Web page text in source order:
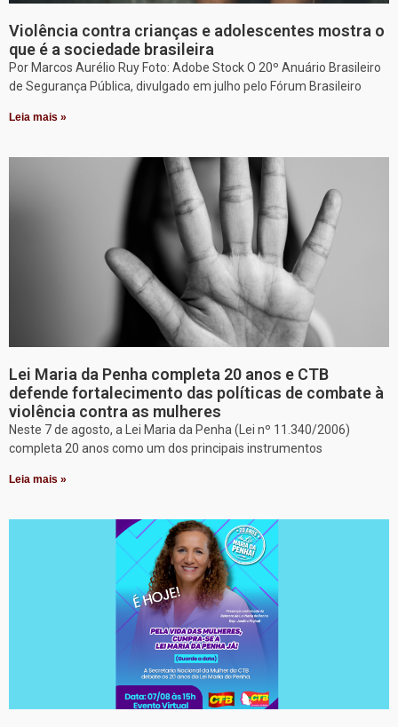
Violência contra crianças e adolescentes mostra o
que é a sociedade brasileira
Por Marcos Aurélio Ruy Foto: Adobe Stock O 20º Anuário Brasileiro
de Segurança Pública, divulgado em julho pelo Fórum Brasileiro
Leia mais »
Lei Maria da Penha completa 20 anos e CTB
defende fortalecimento das políticas de combate à
violência contra as mulheres
Neste 7 de agosto, a Lei Maria da Penha (Lei nº 11.340/2006)
completa 20 anos como um dos principais instrumentos
Leia mais »